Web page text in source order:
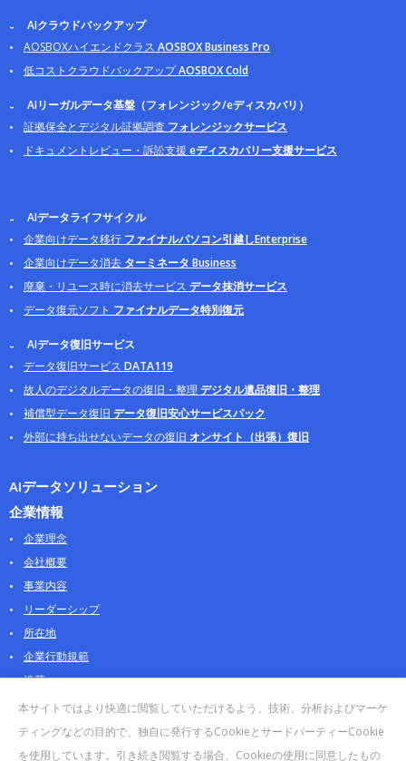
AIクラウドバックアップ
AOSBOXハイエンドクラス AOSBOX Business Pro
低コストクラウドバックアップAOSBOX Cold
AIリーガルデータ基盤（フォレンジック/eディスカバリ）
証拠保全とデジタル証拠調査 フォレンジックサービス
ドキュメントレビュー・訴訟支援eディスカバリー支援サービス
AIデータライフサイクル
企業向けデータ移行 ファイナルパソコン引越しEnterprise
企業向けデータ消去 ターミネータ Business
廃棄・リユース時に消去サービス データ抹消サービス
データ復元ソフト ファイナルデータ特別復元
AIデータ復旧サービス
データ復旧サービス DATA119
故人のデジタルデータの復旧・整理デジタル遺品復旧・整理
補償型データ復旧 データ復旧安心サービスパック
外部に持ち出せないデータの復旧 オンサイト（出張）復旧
AIデータソリューション
企業情報
企業理念
会社概要
事業内容
リーダーシップ
所在地
企業行動規範
沿革
採用情報
パートナー
本サイトではより快適に閲覧していただけるよう、技術、分析およびマーケ
ティングなどの目的で、独自に発行するCookieとサードパーティーCookie
を使用しています。引き続き閲覧する場合、Cookieの使用に同意したもの